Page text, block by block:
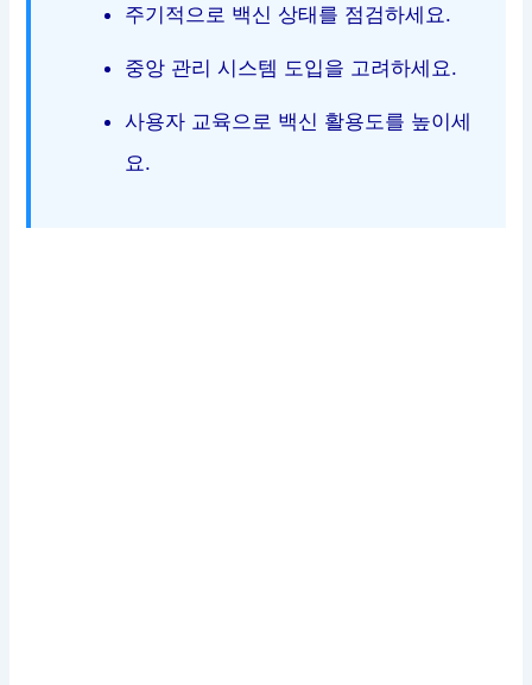
주기적으로 백신 상태를 점검하세요.
중앙 관리 시스템 도입을 고려하세요.
사용자 교육으로 백신 활용도를 높이세
요.